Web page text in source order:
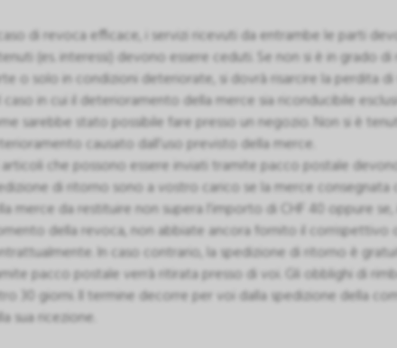
di revoca efficace, i servizi ricevuti da entrambe le parti
(es. interessi) devono essere ceduti. Se non si è in grado
o solo in condizioni deteriorate, si dovrà risarcire la perdita
caso in cui il deterioramento della merce sia riconducibile
sarebbe stato possibile fare presso un negozio. Non si è
causato dall’uso previsto della merce.
articoli che possono essere inviati tramite pacco postale
di ritorno sono a vostro carico se la merce
merce da restituire non supera l’importo di CHF 40 oppure
della revoca, non abbiate ancora fornito il
In caso contrario, la spedizione di ritorno è
pacco postale verrà ritirata presso di voi. Gli obblighi di
30 giorni. Il termine decorre per voi dalla spedizione della
sua ricezione.